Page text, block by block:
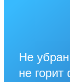
Не
не